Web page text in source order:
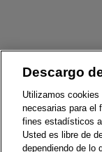
Descargo
Utilizamos
necesarias para el
fines estadísticos
Usted es libre de
dependiendo de lo